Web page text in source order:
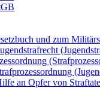
und zum
an Opfer von